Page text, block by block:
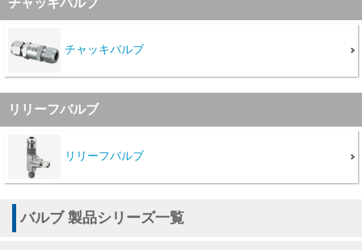
チャッキバルブ
チャッキバルブ
リリーフバルブ
リリーフバルブ
バルブ 製品シリーズ一覧